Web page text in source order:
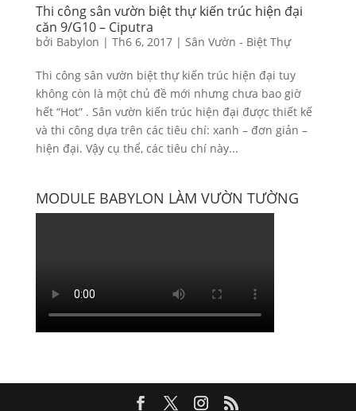
Thi công sân vườn biệt thự kiến trúc hiện đại
căn 9/G10 – Ciputra
bởi Babylon | Th6 6, 2017| Sân Vườn - Biệt Thự
Thi công sân vườn biệt thự kiến trúc hiện đại tuy
không còn là một chủ đề mới nhưng chưa bao giờ
hết “Hot” . Sân vườn kiến trúc hiện đại được thiết kế
và thi công dựa trên các tiêu chí: xanh – đơn giản –
hiện đại. Vậy cụ thể, các tiêu chí này...
MODULE BABYLON LÀM VƯỜN TƯỜNG